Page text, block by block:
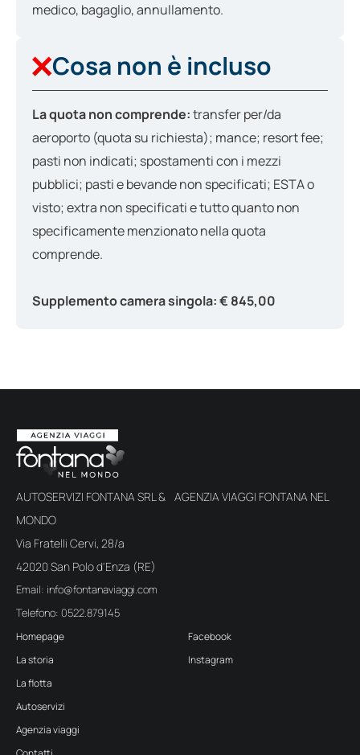
medico, bagaglio, annullamento.
Cosa non è incluso
La quota non comprende:transfer per/da
aeroporto (quota su richiesta); mance; resort fee;
pasti non indicati; spostamenti con i mezzi
pubblici; pasti e bevande non specificati; ESTA o
visto; extra non specificati e tutto quanto non
specificamente menzionato nella quota
comprende.
Supplemento camera singola: € 845,00
AUTOSERVIZI FONTANA SRL & AGENZIA VIAGGI FONTANA NEL
MONDO
Via Fratelli Cervi, 28/a
42020 San Polo d'Enza (RE)
Email: info@fontanaviaggi.com
Telefono: 0522.879145
Homepage
La storia
La flotta
Autoservizi
Agenzia viaggi
Facebook
Instagram